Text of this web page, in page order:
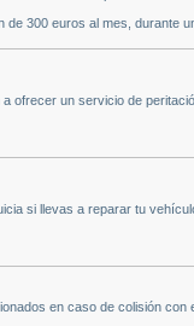
de 300 euros al mes, durante
ofrecer un servicio de
si llevas a reparar tu
en caso de colisión